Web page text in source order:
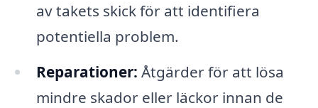
av takets skick för att identifiera
potentiella problem.
Reparationer: Åtgärder för att lösa
mindre skador eller läckor innan de